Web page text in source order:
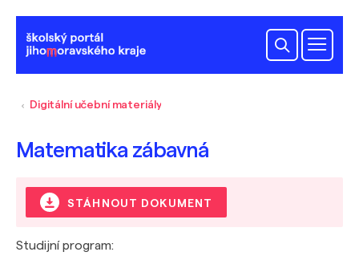
Digitální učební materiály
Matematika zábavná
STÁHNOUT DOKUMENT
Studijní program: